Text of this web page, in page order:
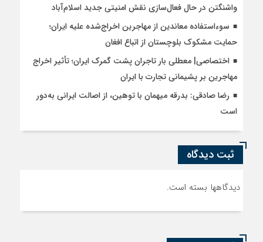
واشنگتن در حال فعال‌سازی نقش امنیتی جدید اسلام‌آباد
سوءاستفاده معاندین از مهاجرین اخراج‌شده علیه ایران؛
حمایت مشکوک بلوچستان از اتباع افغان
اختصاصی| معطلی بار تاجران پشت گمرک ایران؛ تأثیر اخراج
مهاجرین بر پشیمانی تجارت با ایران
رضا صادقی: بدرقه میهمان با توهین، از اصالت ایرانی به‌دور
است
ثبت دیدگاه
دیدگاهها بسته است.